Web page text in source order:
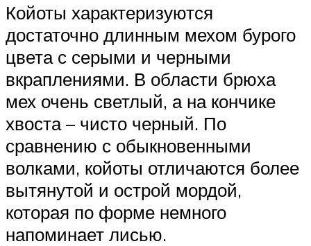
Койоты характеризуются
достаточно длинным мехом бурого
цвета с серыми и черными
вкраплениями. В области брюха
мех очень светлый, а на кончике
хвоста – чисто черный. По
сравнению с обыкновенными
волками, койоты отличаются более
вытянутой и острой мордой,
которая по форме немного
напоминает лисью.